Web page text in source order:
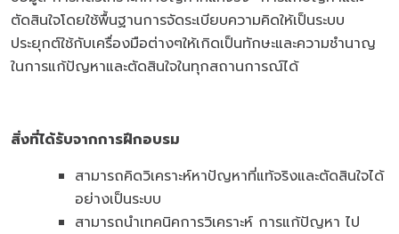
ตัดสินใจโดยใช้พื้นฐานการจัดระเบียบความคิดให้เป็นระบบ
ประยุกต์ใช้กับเครื่องมือต่างๆให้เกิดเป็นทักษะและความชำนาญ
ในการแก้ปัญหาและตัดสินใจในทุกสถานการณ์ได้
สิ่งที่ได้รับจากการฝึกอบรม
สามารถคิดวิเคราะห์หาปัญหาที่แท้จริงและตัดสินใจได้
อย่างเป็นระบบ
สามารถนำเทคนิคการวิเคราะห์ การแก้ปัญหา ไป